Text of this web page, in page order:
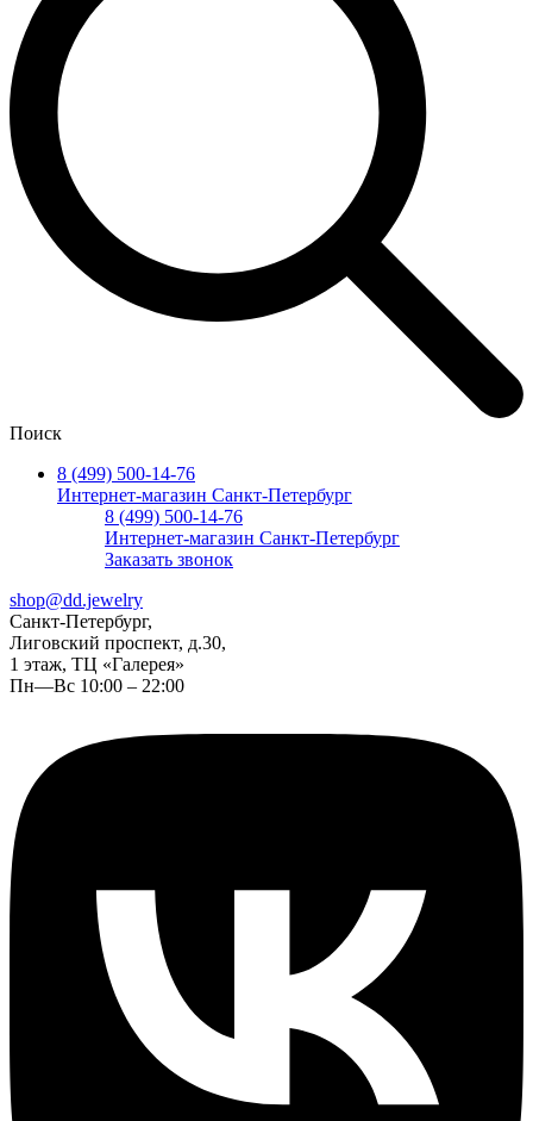
Поиск
8 (499) 500-14-76
Интернет-магазин Санкт-Петербург
8 (499) 500-14-76
Интернет-магазин Санкт-Петербург
Заказать звонок
shop@dd.jewelry
Санкт-Петербург,
Лиговский проспект, д.30,
1 этаж, ТЦ «Галерея»
Пн—Вс 10:00 – 22:00